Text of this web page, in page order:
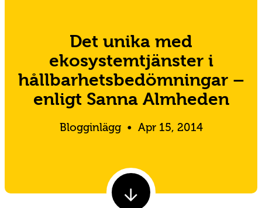
Det unika med
ekosystemtjänster i
hållbarhetsbedömningar –
enligt Sanna Almheden
Blogginlägg • Apr 15, 2014